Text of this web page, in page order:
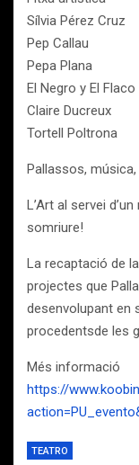
Sílvia Pérez Cruz
Pep Callau
Pepa Plana
El Negro y El Flaco
Claire Ducreux
Tortell Poltrona
Pallassos,
L’Art al servei
somriure!
La recaptació de
projectes que
desenvolupant en
procedentsde les
Més informació
https://
TEATRO